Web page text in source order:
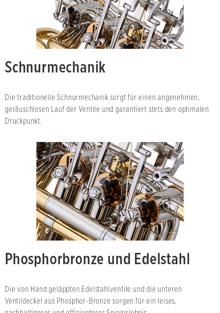
Schnurmechanik
Die traditionelle Schnurmechanik sorgt für einen angenehmen,
geräuschlosen Lauf der Ventile und garantiert stets den optimalen
Druckpunkt.
Phosphorbronze und Edelstahl
Die von Hand geläppten Edelstahlventile und die unteren
Ventildeckel aus Phosphor-Bronze sorgen für ein leises,